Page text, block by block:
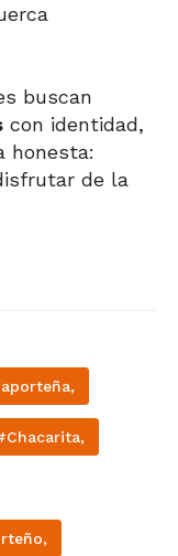
buscan
con identidad,
honesta:
de la